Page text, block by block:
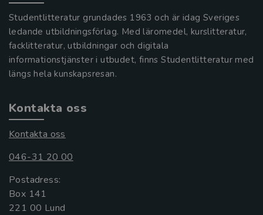
Studentlitteratur grundades 1963 och är idag Sveriges
ledande utbildningsförlag. Med läromedel, kurslitteratur,
facklitteratur, utbildningar och digitala
informationstjänster i utbudet, finns Studentlitteratur med
längs hela kunskapsresan.
Kontakta oss
Kontakta oss
046-31 20 00
Postadress:
Box 141
221 00 Lund